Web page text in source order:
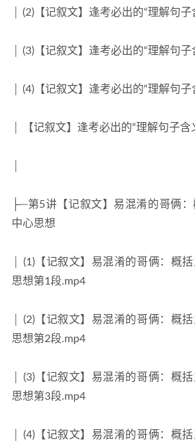
│ (2)【记叙文】逢考必出的“理解句
│ (3)【记叙文】逢考必出的“理解句
│ (4)【记叙文】逢考必出的“理解句
│ 【记叙文】逢考必出的“理解句子含
├─第5讲【记叙文】易混淆的哥俩
中心思想
│ (1)【记叙文】易混淆的哥俩：概
思想第1段.mp4
│ (2)【记叙文】易混淆的哥俩：概
思想第2段.mp4
│ (3)【记叙文】易混淆的哥俩：概
思想第3段.mp4
│ (4)【记叙文】易混淆的哥俩：概